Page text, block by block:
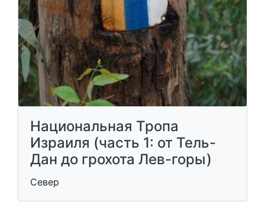
Национальная Тропа
Израиля (часть 1: от Тель-
Дан до грохота Лев-горы)
Север